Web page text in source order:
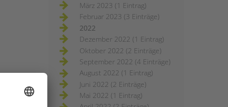
März 2023 (1 Eintrag)
Februar 2023 (3 Einträge)
2022
Dezember 2022 (1 Eintrag)
Oktober 2022 (2 Einträge)
September 2022 (4 Einträge)
August 2022 (1 Eintrag)
Juni 2022 (2 Einträge)
Mai 2022 (1 Eintrag)